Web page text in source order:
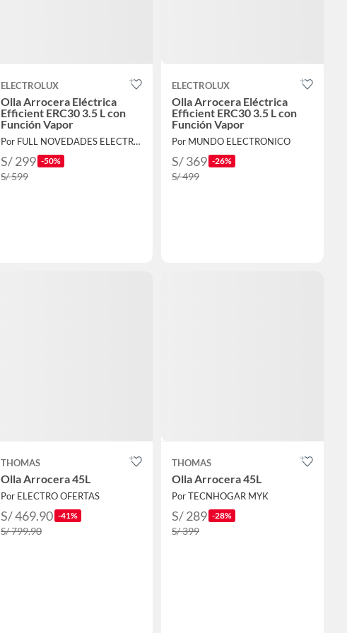
ELECTROLUX
Olla Arrocera Eléctrica
Efficient ERC30 3.5 L con
Función Vapor
Por FULL NOVEDADES ELECTROHOGAR E.I.R.L.
S/ 299 -50%
S/ 599
ELECTROLUX
Olla Arrocera Eléctrica
Efficient ERC30 3.5 L con
Función Vapor
Por MUNDO ELECTRONICO
S/ 369 -26%
S/ 499
THOMAS
Olla Arrocera 45L
Por ELECTRO OFERTAS
S/ 469.90 -41%
S/ 799.90
THOMAS
Olla Arrocera 45L
Por TECNHOGAR MYK
S/ 289 -28%
S/ 399